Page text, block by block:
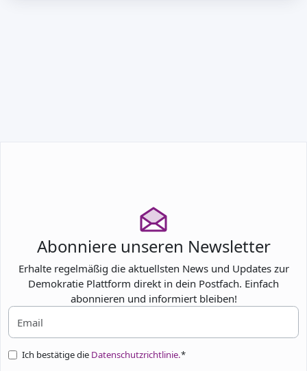
Abonniere unseren Newsletter
Erhalte regelmäßig die aktuellsten News und Updates zur
Demokratie Plattform direkt in dein Postfach. Einfach
abonnieren und informiert bleiben!
Ich bestätige die Datenschutzrichtlinie.*